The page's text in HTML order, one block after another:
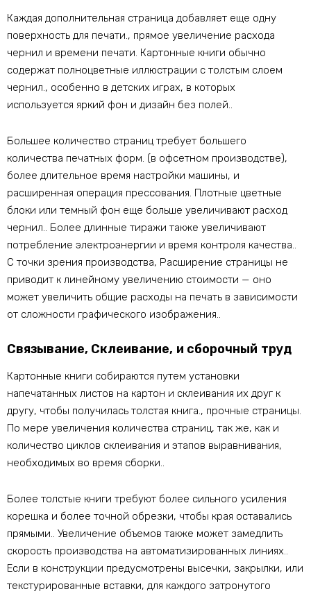
Каждая дополнительная страница добавляет еще одну
поверхность для печати., прямое увеличение расхода
чернил и времени печати. Картонные книги обычно
содержат полноцветные иллюстрации с толстым слоем
чернил., особенно в детских играх, в которых
используется яркий фон и дизайн без полей..
Большее количество страниц требует большего
количества печатных форм. (в офсетном производстве),
более длительное время настройки машины, и
расширенная операция прессования. Плотные цветные
блоки или темный фон еще больше увеличивают расход
чернил.. Более длинные тиражи также увеличивают
потребление электроэнергии и время контроля качества..
С точки зрения производства, Расширение страницы не
приводит к линейному увеличению стоимости — оно
может увеличить общие расходы на печать в зависимости
от сложности графического изображения..
Связывание, Склеивание, и сборочный труд
Картонные книги собираются путем установки
напечатанных листов на картон и склеивания их друг к
другу, чтобы получилась толстая книга., прочные страницы.
По мере увеличения количества страниц, так же, как и
количество циклов склеивания и этапов выравнивания,
необходимых во время сборки..
Более толстые книги требуют более сильного усиления
корешка и более точной обрезки, чтобы края оставались
прямыми.. Увеличение объемов также может замедлить
скорость производства на автоматизированных линиях..
Если в конструкции предусмотрены высечки, закрылки, или
текстурированные вставки, для каждого затронутого